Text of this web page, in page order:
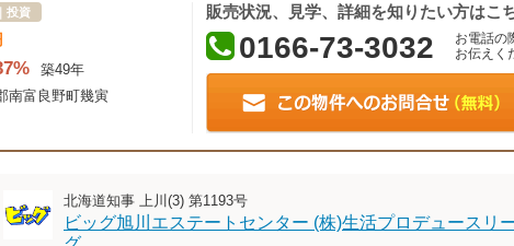
投資
築49年
南富良野町幾寅
販売状況、見学、詳細を知りたい方はこ
0166-73-3032
お電話の
お伝えく
北海道知事 上川(3) 第1193号
ビッグ旭川エステートセンター (株)生活プロデュースリ